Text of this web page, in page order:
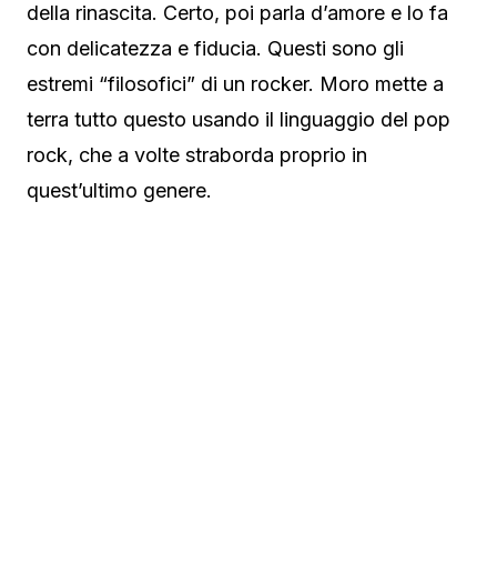
della rinascita. Certo, poi parla d’amore e lo fa
con delicatezza e fiducia. Questi sono gli
estremi “filosofici” di un rocker. Moro mette a
terra tutto questo usando il linguaggio del pop
rock, che a volte straborda proprio in
quest’ultimo genere.